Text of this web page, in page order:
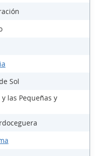
Sol
las Pequeñas y